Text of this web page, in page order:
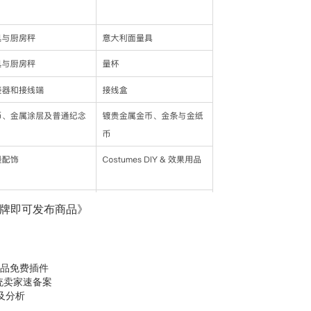
即可发布商品》
免费插件
家速备案
分析